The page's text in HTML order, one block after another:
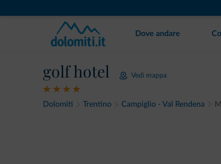
Dove andare
golf hotel Vedi mappa
Dolomiti Trentino Campiglio - Val Rendena